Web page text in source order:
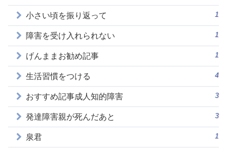
小さい頃を振り返って 1
障害を受け入れられない 1
げんままお勧め記事 1
生活習慣をつける 4
おすすめ記事成人知的障害 3
発達障害親が死んだあと 3
泉君 1